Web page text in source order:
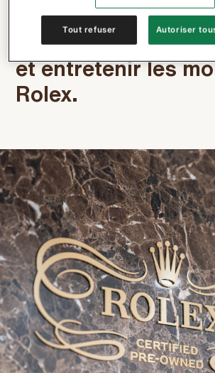
détaillants officiels
qui sont autorisés
et entretenir les
Rolex.
Tout refuser Autoriser